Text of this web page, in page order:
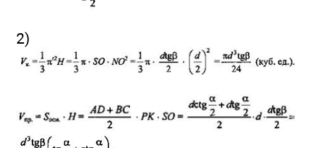
2)